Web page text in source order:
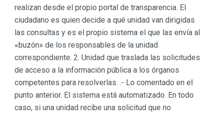
realizan desde el propio portal de transparencia. El
ciudadano es quien decide a qué unidad van dirigidas
las consultas y es el propio sistema el que las envía al
«buzón» de los responsables de la unidad
correspondiente. 2. Unidad que traslada las solicitudes
de acceso a la información pública a los órganos
competentes para resolverlas. .- Lo comentado en el
punto anterior. El sistema está automatizado. En todo
caso, si una unidad recibe una solicitud que no